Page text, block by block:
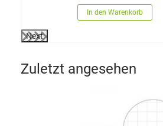
In den Warenkorb
Next
Zuletzt angesehen